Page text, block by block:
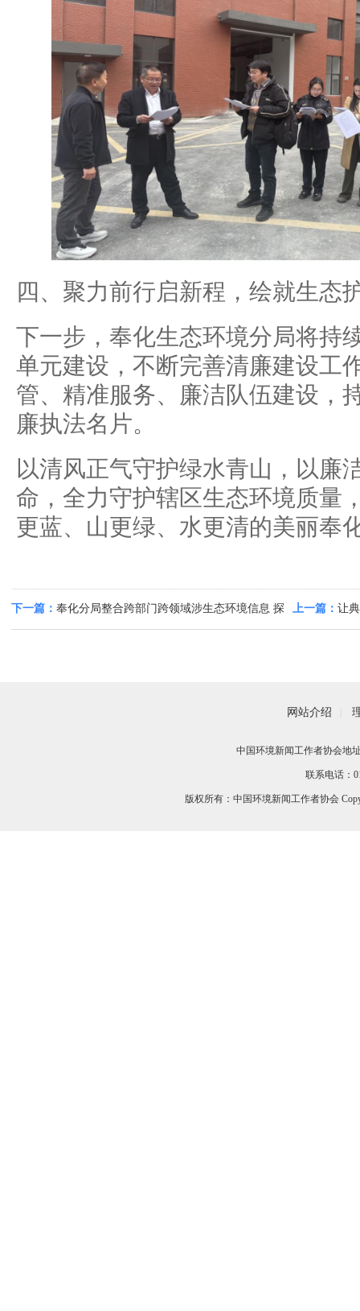
四、聚力前行启新程，绘就生态
下一步，奉化生态环境分局将持
单元建设，不断完善清廉建设工
管、精准服务、廉洁队伍建设，
廉执法名片。
以清风正气守护绿水青山，以廉
命，全力守护辖区生态环境质量
更蓝、山更绿、水更清的美丽奉
下一篇： 奉化分局整合跨部门跨领域涉生态环境信息 探 上一篇： 让
网站介绍
中国环境新闻工作者协会地
联系电话：
版权所有：中国环境新闻工作者协会